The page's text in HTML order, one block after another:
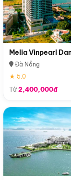
Melia Vinpearl
Đà Nẵng
★ 5.0
Từ2,400,000đ